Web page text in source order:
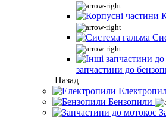
запчастини до
Назад
Бензопили